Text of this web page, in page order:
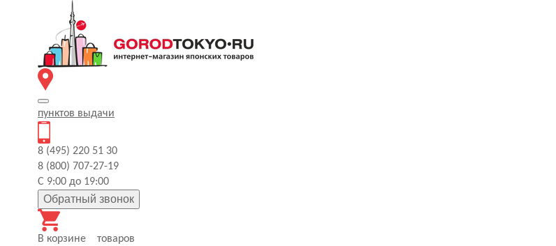
пунктов выдачи
8 (495) 220 51 30
8 (800) 707-27-19
С 9:00 до 19:00
Обратный звонок
В корзине
товаров